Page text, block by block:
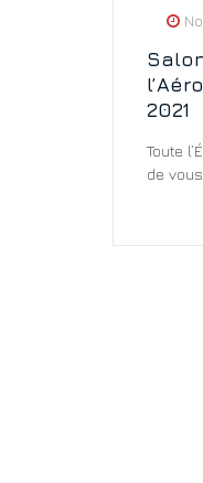
2021
Toute
de